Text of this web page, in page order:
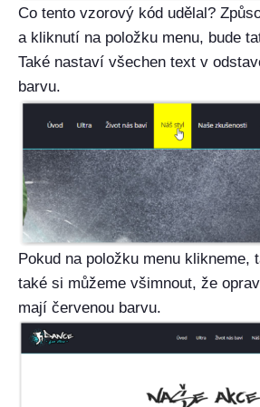
Co tento vzorový kód udělal?
a kliknutí na položku menu, bude
Také nastaví všechen text v
barvu.
Pokud na položku menu klikneme,
také si můžeme všimnout, že
mají červenou barvu.